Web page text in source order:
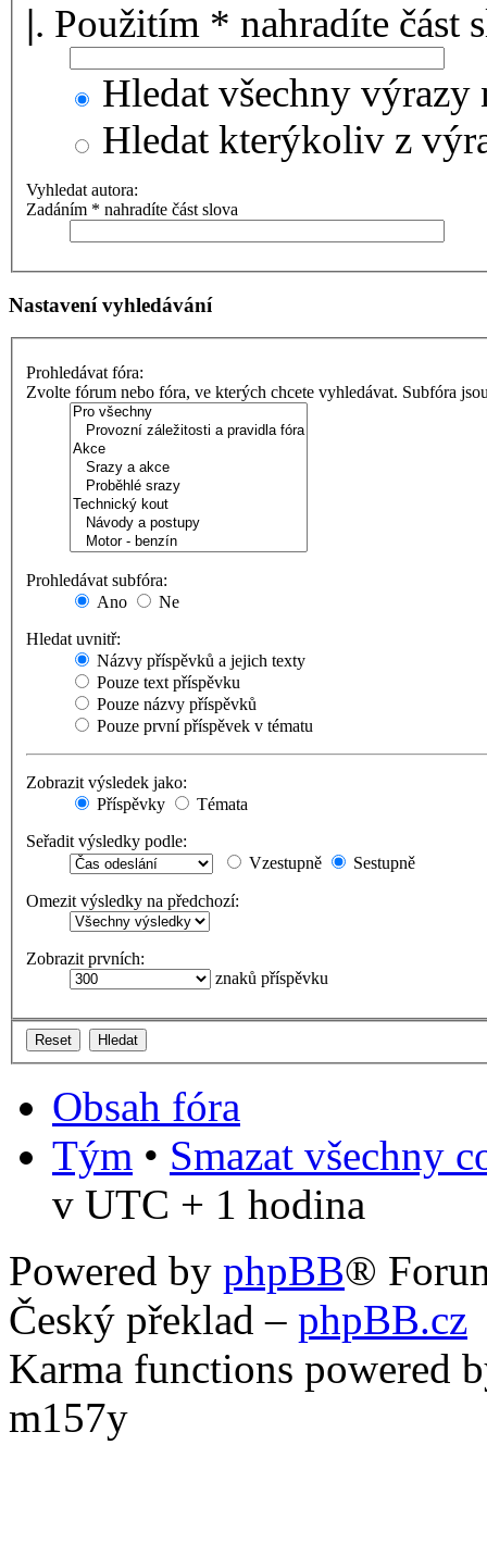
|. Použitím * nahradíte část
Hledat všechny výrazy
Hledat kterýkoliv z
Vyhledat autora:
Zadáním * nahradíte část slova
Nastavení vyhledávání
Prohledávat fóra:
Zvolte fórum nebo fóra, ve kterých chcete vyhledávat. Subfóra
Prohledávat subfóra:
Ano
Ne
Hledat uvnitř:
Názvy příspěvků a jejich texty
Pouze text příspěvku
Pouze názvy příspěvků
Pouze první příspěvek v tématu
Zobrazit výsledek jako:
Příspěvky
Témata
Seřadit výsledky podle:
Vzestupně
Sestupně
Omezit výsledky na předchozí:
Zobrazit prvních:
znaků příspěvku
Obsah fóra
Tým • Smazat všechny
v UTC + 1 hodina
Powered by phpBB®
Český překlad – phpBB.cz
Karma functions powered
m157y